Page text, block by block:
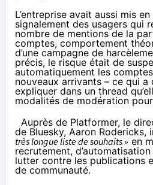
L’entreprise avait aussi mis
signalement des usagers qui
nombre de mentions de la
comptes, comportement
d’une campagne de
précis, le risque était de
automatiquement les
nouveaux arrivants – ce qui a
expliquer dans un thread
modalités de modération
Auprès de Platformer, le
de Bluesky, Aaron Rodericks,
très longue liste de souhaits » en
recrutement,
lutter contre les publications
de communauté.